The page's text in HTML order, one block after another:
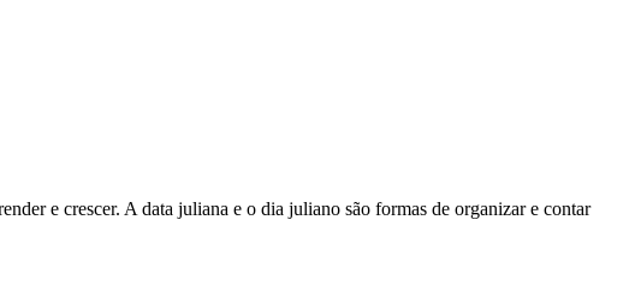
e crescer. A data juliana e o dia juliano são formas de organizar e contar